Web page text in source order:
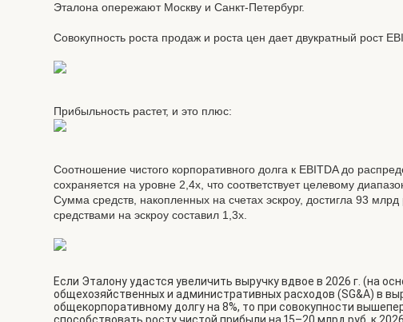
Эталона опережают Москву и Санкт-Петербург.
Совокупность роста продаж и роста цен дает двукратный рост
Прибыльность растет, и это плюс:
Соотношение чистого корпоративного долга к EBITDA до
сохраняется на уровне 2,4x, что соответствует целевому
Сумма средств, накопленных на счетах эскроу, достигла 93
средствами на эскроу составил 1,3х.
Если Эталону удастся увеличить выручку вдвое в 2026 г. (на
общехозяйственных и административных расходов (SG&A) в
общекорпоративному долгу на 8%, то при совокупности